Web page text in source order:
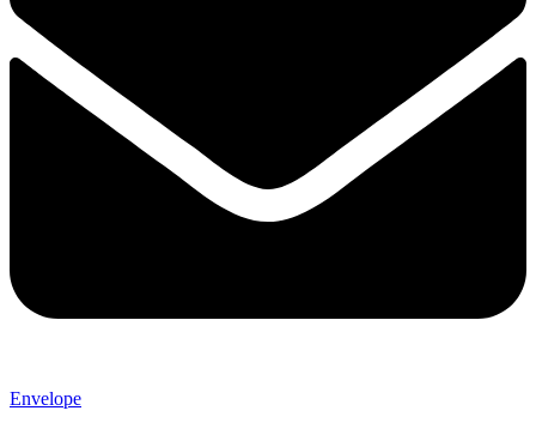
Envelope